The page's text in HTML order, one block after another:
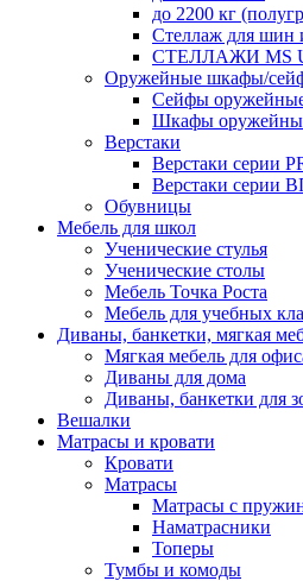
до 2200 кг
Стеллаж для шин
СТЕЛЛАЖИ MS
Оружейные шкафы/
Сейфы
Шкафы
Верстаки
Верстаки серии
Верстаки серии
Обувницы
Мебель для школ
Ученические стулья
Ученические столы
Мебель Точка Роста
Мебель для учебных
Диваны, банкетки, мягкая
Мягкая мебель для
Диваны для дома
Диваны, банкетки для
Вешалки
Матрасы и кровати
Кровати
Матрасы
Матрасы с
Наматрасники
Топеры
Тумбы и комоды